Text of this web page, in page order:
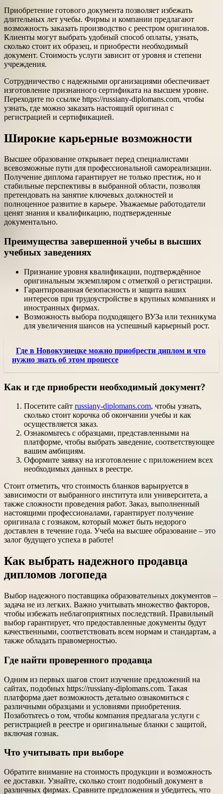
Приобретение готового документа позволяет избежать
длительных лет учебы. Фирмы и компании предлагают
возможность заказать производство с реестром оригиналов.
Клиенты могут выбрать удобный способ оплаты, узнать,
сколько стоит их образец, и приобрести необходимый
документ. Стоимость услуги зависит от уровня и степени
учреждения.
Сотрудничество с надежными организациями обеспечивает
изготовление признанного сертификата на высшем уровне.
Переходите по ссылке https://russiany-diplomans.com, чтобы
узнать, где можно заказать настоящий оригинал с
регистрацией и сертификацией.
Широкие карьерные возможности
Высшее образование открывает перед специалистами
всевозможные пути для профессиональной самореализации.
Получение диплома гарантирует не только престиж, но и
стабильные перспективы в выбранной области, позволяя
претендовать на занятие ключевых должностей и
полноценное развитие в карьере. Уважаемые работодатели
ценят знания и квалификацию, подтвержденные
документально.
Преимущества завершенной учебы в высших
учебных заведениях
Признание уровня квалификации, подтверждённое
оригинальным экземпляром с отметкой о регистрации.
Гарантированная безопасность и защита ваших
интересов при трудоустройстве в крупных компаниях и
иностранных фирмах.
Возможность выбора подходящего ВУЗа или техникума
для увеличения шансов на успешный карьерный рост.
Где в Новокузнецке можно приобрести диплом и что
нужно знать об этом процессе
Как и где приобрести необходимый документ?
Посетите сайт russiany-diplomans.com, чтобы узнать,
сколько стоит корочка об окончании учебы и как
осуществляется заказ.
Ознакомьтесь с образцами, представленными на
платформе, чтобы выбрать заведение, соответствующее
вашим амбициям.
Оформите заявку на изготовление с приложением всех
необходимых данных в реестре.
Стоит отметить, что стоимость бланков варьируется в
зависимости от выбранного института или университета, а
также сложности проведения работ. Заказ, выполненный
настоящими профессионалами, гарантирует получение
оригинала с гознаком, который может быть недорого
доставлен в течение года. Учеба на высшее образование – это
залог будущего успеха в работе!
Как выбрать надежного продавца
дипломов логопеда
Выбор надежного поставщика образовательных документов –
задача не из легких. Важно учитывать множество факторов,
чтобы избежать неблагоприятных последствий. Правильный
выбор гарантирует, что предоставленные документы будут
качественными, соответствовать всем нормам и стандартам, а
также обладать правомерностью.
Где найти проверенного продавца
Одним из первых шагов стоит изучение предложений на
сайтах, подобных https://russiany-diplomans.com. Такая
платформа дает возможность детально ознакомиться с
различными образцами и условиями приобретения.
Позаботьтесь о том, чтобы компания предлагала услуги с
регистрацией в реестре и оригинальные бланки с защитой,
включая гознак.
Что учитывать при выборе
Обратите внимание на стоимость продукции и возможность
ее доставки. Узнайте, сколько стоит подобный документ в
различных фирмах. Сравните предложения и убедитесь, что